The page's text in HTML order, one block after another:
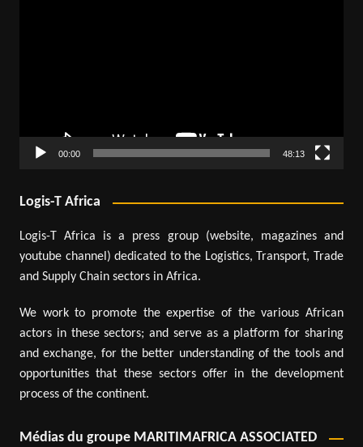
00:00 48:13
Logis-T Africa
Logis-T Africa is a press group (website, magazines and
youtube channel) dedicated to the Logistics, Transport, Trade
and Supply Chain sectors in Africa.
We work to promote the expertise of the various African
actors in these sectors; and serve as a platform for sharing
and exchange, for the better understanding of the tools and
opportunities that these sectors offer in the development
process of the continent.
Médias du groupe MARITIMAFRICA ASSOCIATED